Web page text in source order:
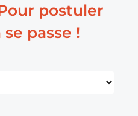
postuler
passe !